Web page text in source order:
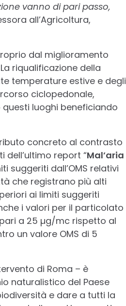
vanno di pari passo,
all’Agricoltura,
dal miglioramento
riqualificazione della
temperature estive e degli
ciclopedonale,
luoghi beneficiando
concreto al contrasto
dell’ultimo report “Mal’aria
suggeriti dall’OMS relativi
che registrano più alti
ai limiti suggeriti
i valori per il particolato
a 25 µg/mc rispetto al
un valore OMS di 5
di Roma – è
naturalistico del Paese
e dare a tutti la